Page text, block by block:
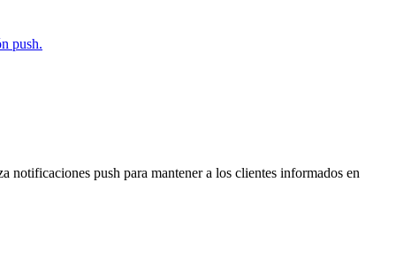
push.
notificaciones push para mantener a los clientes informados en